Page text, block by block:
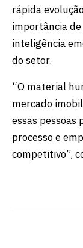
rápida
importância
inteligência
do setor.
“O material
mercado
essas pessoas
processo e
competitivo”,